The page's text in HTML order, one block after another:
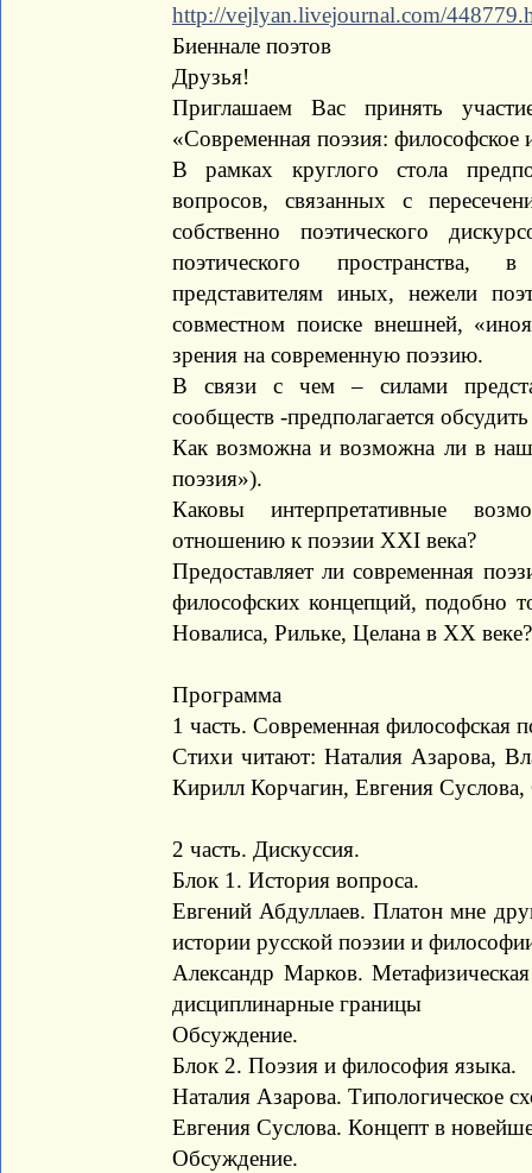
http://vejlyan.livejournal.com/
Биеннале поэтов
Друзья!
Приглашаем Вас принять
«Современная поэзия: философское
В рамках круглого стола
вопросов, связанных с
собственно поэтического
поэтического пространства,
представителям иных, нежели
совместном поиске внешней,
зрения на современную поэзию.
В связи с чем – силами
сообществ -предполагается
Как возможна и возможна ли в
поэзия»).
Каковы интерпретативные
отношению к поэзии XXI века?
Предоставляет ли современная
философских концепций, подобно
Новалиса, Рильке, Целана в XX веке?
Программа
1 часть. Современная философская
Стихи читают: Наталия Азарова,
Кирилл Корчагин, Евгения
2 часть. Дискуссия.
Блок 1. История вопроса.
Евгений Абдуллаев. Платон мне
истории русской поэзии и
Александр Марков.
дисциплинарные границы
Обсуждение.
Блок 2. Поэзия и философия языка.
Наталия Азарова. Типологическое
Евгения Суслова. Концепт в
Обсуждение.